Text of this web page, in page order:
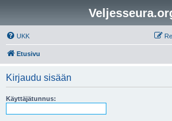
UKK
Etusivu
Kirjaudu sisään
Käyttäjätunnus: